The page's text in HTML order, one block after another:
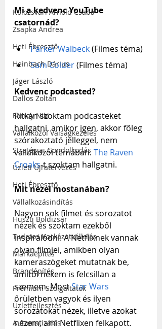
Kolozsvári Arnold Csaba
Zsapka Andrea
Heti Ébresztő
Heinbach Dárius
Jáger László
Dallos Zoltán
Forray Niki
Vállalkozói Válságkezelés
Stratégiai Gondolkodás
Üzleti Újratervezés
Heti Ébresztő
Vállalkozásindítás
Huszti Boldizsár
Tudatos Kockázatvállalás
Márkaépítés
Brandépítés
Prémium Szolgáltatók
Üzletfejlesztés
Automatizálás
Mi a kedvenc YouTube
csatornád?
Parker Walbeck (Filmes téma)
Sam Colder (Filmes téma)
Kedvenc podcasted?
Ritkán szoktam podcasteket
hallgatni, amikor igen, akkor főleg
szórakoztató jelleggel, nem
vállalkozói témában. The Raven
Croaks-t szoktam hallgatni.
Mit nézel mostanában?
Nagyon sok filmet és sorozatot
nézek és szoktam ezekből
inspirálódni. A Netflixnek vannak
olyan filmjei, amikben olyan
kameraszögeket mutatnak be,
amitől nekem is felcsillan a
szemem. Most Star Wars
őrületben vagyok és ilyen
sorozatokat nézek, illetve azokat
nézem, ami Netflixen felkapott.